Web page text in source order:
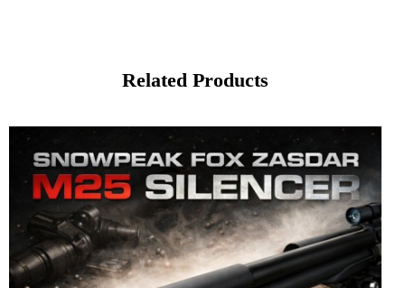
Related Products